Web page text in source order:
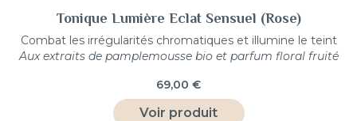
Tonique Lumière Eclat Sensuel (Rose)
Combat les irrégularités chromatiques et illumine le teint
Aux extraits de pamplemousse bio et parfum floral fruité
69,00 €
Voir produit